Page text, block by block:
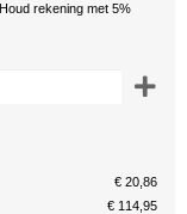
rekening met 5%
€ 20,86
€ 114,95